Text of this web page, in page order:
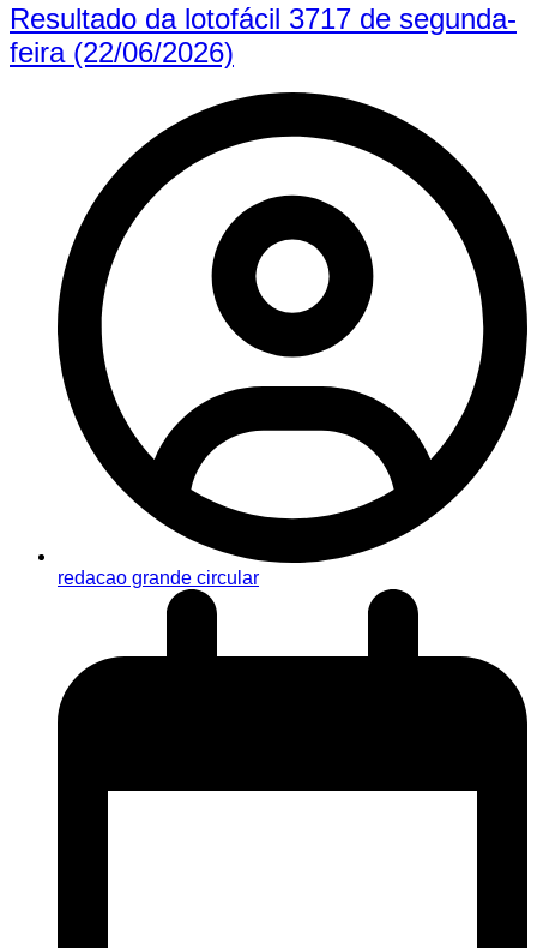
Resultado da lotofácil 3717 de segunda-
feira (22/06/2026)
redacao grande circular